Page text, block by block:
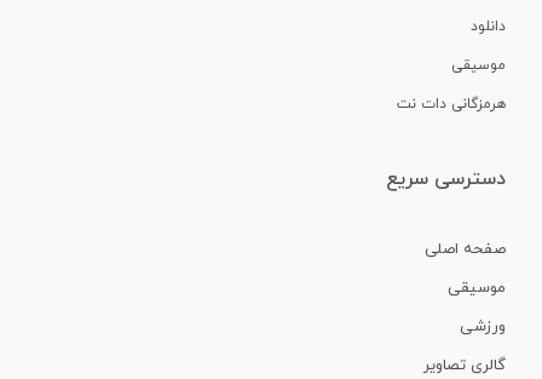
دانلود
موسیقی
هرمزگانی دات نت
دسترسی سریع
صفحه اصلی
موسیقی
ورزشی
گالری تصاویر